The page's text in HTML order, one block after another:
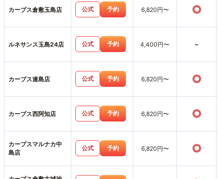
カーブス倉敷玉島店 公式 予約 6,820円〜 ○
ルネサンス玉島24店 公式 予約 4,400円〜 -
カーブス連島店 公式 予約 6,820円〜 ○
カーブス西阿知店 公式 予約 6,820円〜 ○
カーブスマルナカ中
島店
公式 予約 6,820円〜 ○